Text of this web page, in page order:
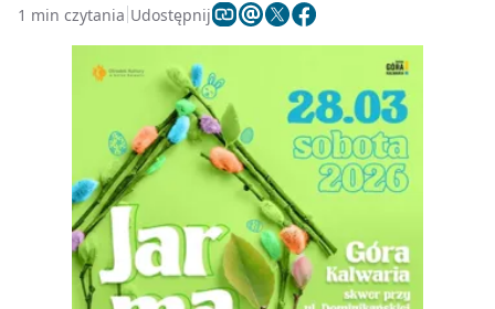
1 min czytania Udostępnij